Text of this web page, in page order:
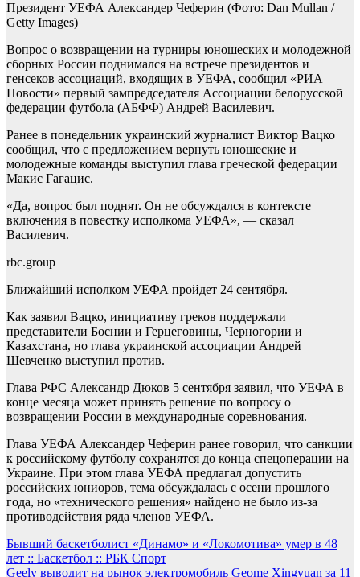
Президент УЕФА Александер Чеферин (Фото: Dan Mullan /
Getty Images)
Вопрос о возвращении на турниры юношеских и молодежной
сборных России поднимался на встрече президентов и
генсеков ассоциаций, входящих в УЕФА, сообщил «РИА
Новости» первый зампредседателя Ассоциации белорусской
федерации футбола (АБФФ) Андрей Василевич.
Ранее в понедельник украинский журналист Виктор Вацко
сообщил, что с предложением вернуть юношеские и
молодежные команды выступил глава греческой федерации
Макис Гагацис.
«Да, вопрос был поднят. Он не обсуждался в контексте
включения в повестку исполкома УЕФА», — сказал
Василевич.
rbc.group
Ближайший исполком УЕФА пройдет 24 сентября.
Как заявил Вацко, инициативу греков поддержали
представители Боснии и Герцеговины, Черногории и
Казахстана, но глава украинской ассоциации Андрей
Шевченко выступил против.
Глава РФС Александр Дюков 5 сентября заявил, что УЕФА в
конце месяца может принять решение по вопросу о
возвращении России в международные соревнования.
Глава УЕФА Александер Чеферин ранее говорил, что санкции
к российскому футболу сохранятся до конца спецоперации на
Украине. При этом глава УЕФА предлагал допустить
российских юниоров, тема обсуждалась с осени прошлого
года, но «технического решения» найдено не было из-за
противодействия ряда членов УЕФА.
Навигация
по
Бывший баскетболист «Динамо» и «Локомотива» умер в 48
лет :: Баскетбол :: РБК Спорт
Geely выводит на рынок электромобиль Geome Xingyuan за 11